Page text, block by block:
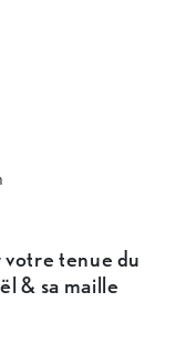
votre tenue du
& sa maille